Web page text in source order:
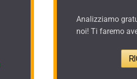
Analizziamo
noi! Ti faremo